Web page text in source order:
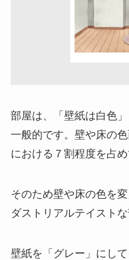
部屋は、「壁紙は白色
一般的です。壁や床の
における７割程度を占め
そのため壁や床の色を
ダストリアルテイストな
壁紙を「グレー」にし